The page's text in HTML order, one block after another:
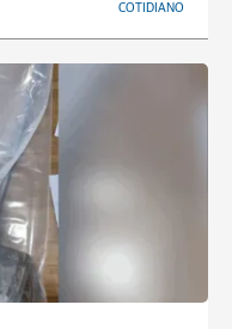
COTIDIANO